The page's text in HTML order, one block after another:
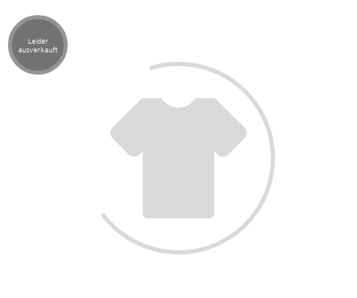
Artikel leider ausverkauft
Leider
ausverkauft